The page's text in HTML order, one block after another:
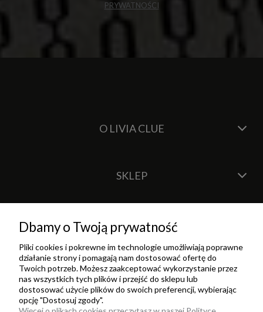
PRYWATNOŚCI
O LIVIA CLUE
SKLEP
Dbamy o Twoją prywatność
Pliki cookies i pokrewne im technologie umożliwiają poprawne
działanie strony i pomagają nam dostosować ofertę do
Twoich potrzeb. Możesz zaakceptować wykorzystanie przez
nas wszystkich tych plików i przejść do sklepu lub
dostosować użycie plików do swoich preferencji, wybierając
opcję "Dostosuj zgody".